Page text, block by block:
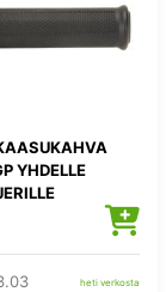
YHDELLE
heti verkosta